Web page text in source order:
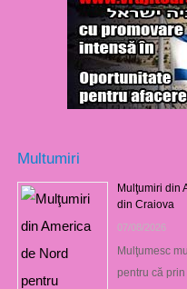
Multumiri
Mulţumiri din
din Craiova
07/08/2026
Mulţumesc
pentru că prin